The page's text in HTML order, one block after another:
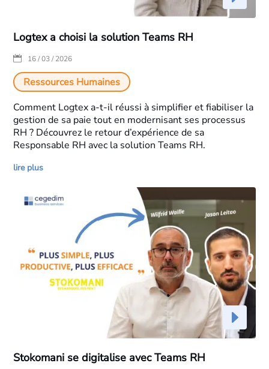
Logtex a choisi la solution Teams RH
16 / 03 / 2026
Ressources Humaines
Comment Logtex a-t-il réussi à simplifier et fiabiliser la
gestion de sa paie tout en modernisant ses processus
RH ? Découvrez le retour d’expérience de sa
Responsable RH avec la solution Teams RH.
lire plus
Stokomani se digitalise avec Teams RH